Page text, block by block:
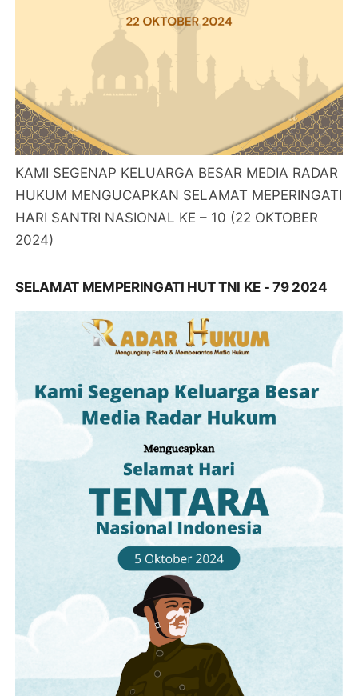
KAMI SEGENAP KELUARGA BESAR MEDIA RADAR
HUKUM MENGUCAPKAN SELAMAT MEPERINGATI
HARI SANTRI NASIONAL KE – 10 (22 OKTOBER
2024)
SELAMAT MEMPERINGATI HUT TNI KE - 79 2024